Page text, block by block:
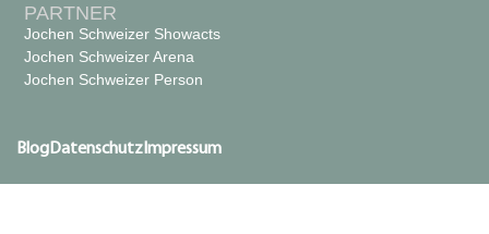
PARTNER
Jochen Schweizer Showacts
Jochen Schweizer Arena
Jochen Schweizer Person
BlogDatenschutz Impressum